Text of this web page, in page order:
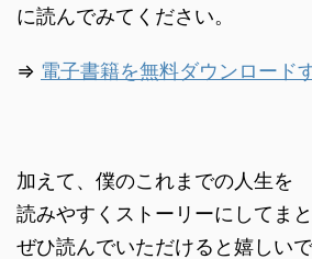
に読んでみてください。
⇒ 電子書籍を無料ダウンロード
加えて、僕のこれまでの人生を
読みやすくストーリーにしてまと
ぜひ読んでいただけると嬉しいで